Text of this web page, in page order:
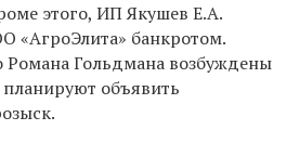
этого, ИП Якушев Е.А.
«АгроЭлита» банкротом.
Романа Гольдмана возбуждены
объявить